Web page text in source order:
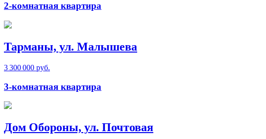
2-комнатная квартира
Тарманы, ул. Малышева
3 300 000 руб.
3-комнатная квартира
Дом Обороны, ул. Почтовая